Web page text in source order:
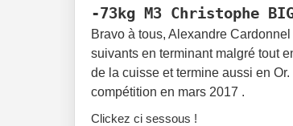
-73kg M3 Christophe
Bravo à tous, Alexandre
suivants en terminant malgré tout
de la cuisse et termine aussi en
compétition en mars 2017 .
Clickez ci sessous !